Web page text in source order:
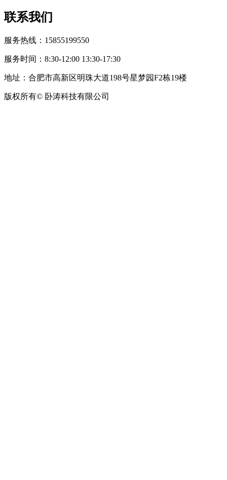
联系我们
服务热线：15855199550
服务时间：8:30-12:00 13:30-17:30
地址：合肥市高新区明珠大道198号星梦园F2栋19楼
版权所有© 卧涛科技有限公司